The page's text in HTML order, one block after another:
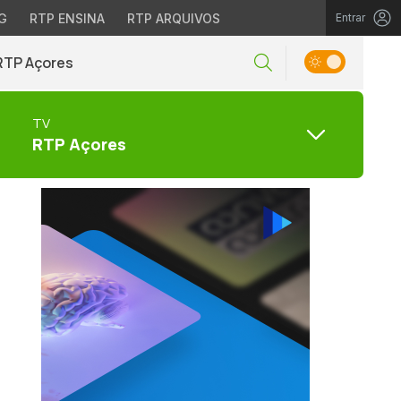
RTP ENSINA RTP ARQUIVOS Entrar
Açores
TV
RTP Açores